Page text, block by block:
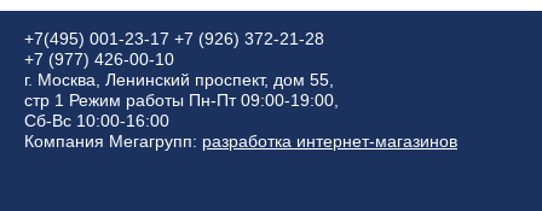
+7(495) 001-23-17 +7 (926) 372-21-28
+7 (977) 426-00-10
г. Москва, Ленинский проспект, дом 55,
стр 1 Режим работы Пн-Пт 09:00-19:00,
Сб-Вс 10:00-16:00
Компания Мегагрупп: разработка интернет-магазинов